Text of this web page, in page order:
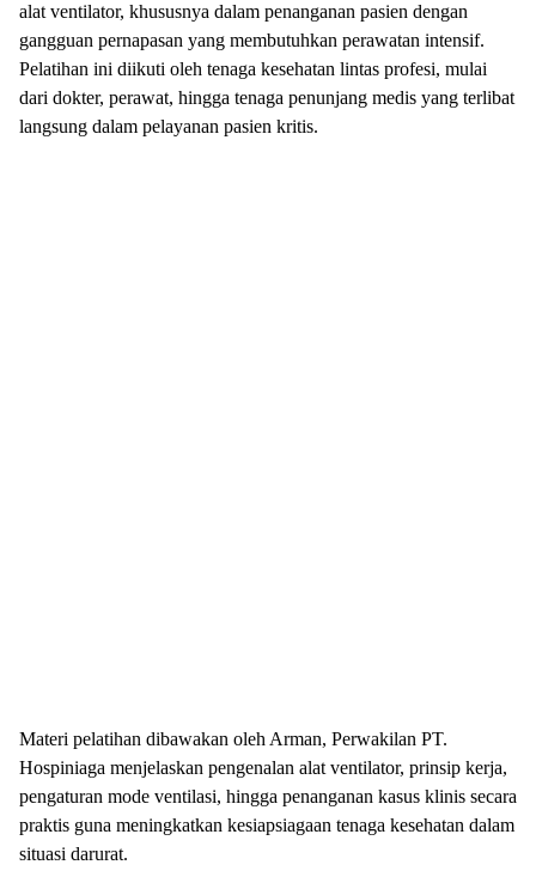
alat ventilator, khususnya dalam penanganan pasien dengan
gangguan pernapasan yang membutuhkan perawatan intensif.
Pelatihan ini diikuti oleh tenaga kesehatan lintas profesi, mulai
dari dokter, perawat, hingga tenaga penunjang medis yang terlibat
langsung dalam pelayanan pasien kritis.
Materi pelatihan dibawakan oleh Arman, Perwakilan PT.
Hospiniaga menjelaskan pengenalan alat ventilator, prinsip kerja,
pengaturan mode ventilasi, hingga penanganan kasus klinis secara
praktis guna meningkatkan kesiapsiagaan tenaga kesehatan dalam
situasi darurat.